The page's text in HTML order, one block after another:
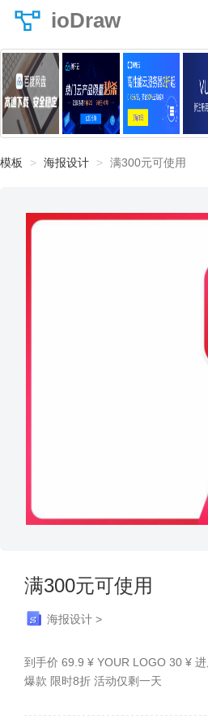
ioDraw
模板 海报设计 满300元可使用
满300元可使用
海报设计 >
到手价 69.9 ¥ YOUR LOGO 30 ¥
爆款 限时8折 活动仅剩一天